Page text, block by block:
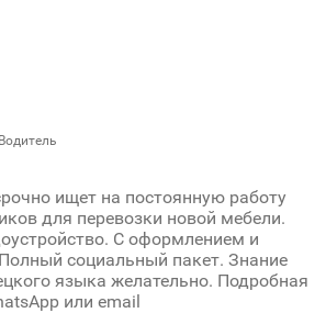
ищет на постоянную работу
для перевозки новой мебели.
С оформлением и
социальный пакет. Знание
языка желательно. Подробная
или email